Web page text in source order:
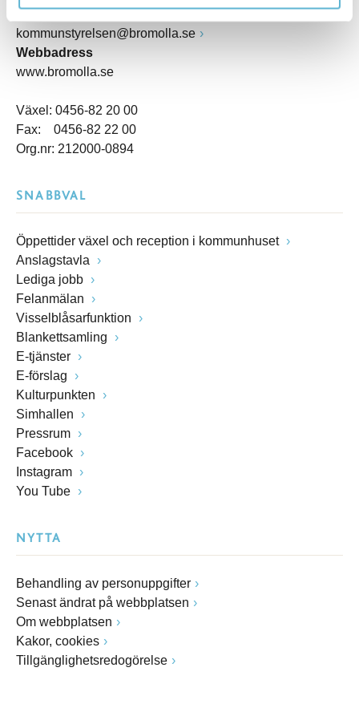
E-post
kommunstyrelsen@bromolla.se
Webbadress
www.bromolla.se
Växel: 0456-82 20 00
Fax: 0456-82 22 00
Org.nr: 212000-0894
SNABBVAL
Öppettider växel och reception i kommunhuset
Anslagstavla
Lediga jobb
Felanmälan
Visselblåsarfunktion
Blankettsamling
E-tjänster
E-förslag
Kulturpunkten
Simhallen
Pressrum
Facebook
Instagram
You Tube
NYTTA
Behandling av personuppgifter
Senast ändrat på webbplatsen
Om webbplatsen
Kakor, cookies
Tillgänglighetsredogörelse